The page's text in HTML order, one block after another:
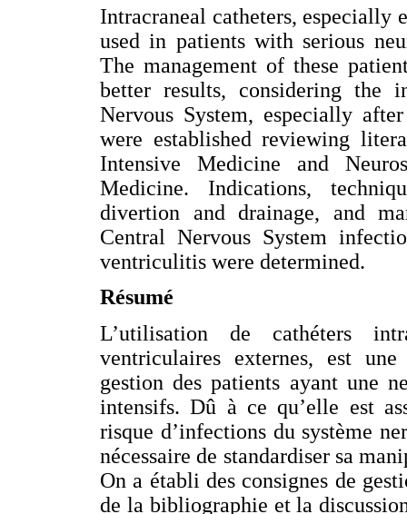
Intracraneal catheters, especially
used in patients with serious
The management of these
better results, considering the
Nervous System, especially
were established reviewing
Intensive Medicine and
Medicine. Indications,
divertion and drainage, and
Central Nervous System
ventriculitis were determined.
Résumé
L’utilisation de cathéters
ventriculaires externes, est
gestion des patients ayant une
intensifs. Dû à ce qu’elle est
risque d’infections du système
nécessaire de standardiser sa
On a établi des consignes de
de la bibliographie et la